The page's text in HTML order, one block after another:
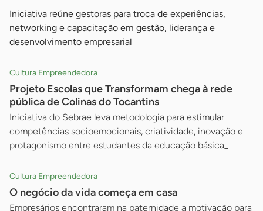
Iniciativa reúne gestoras para troca de experiências,
networking e capacitação em gestão, liderança e
desenvolvimento empresarial
Cultura Empreendedora
Projeto Escolas que Transformam chega à rede
pública de Colinas do Tocantins
Iniciativa do Sebrae leva metodologia para estimular
competências socioemocionais, criatividade, inovação e
protagonismo entre estudantes da educação básica_
Cultura Empreendedora
O negócio da vida começa em casa
Empresários encontraram na paternidade a motivação para